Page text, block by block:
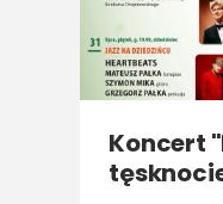
Koncert